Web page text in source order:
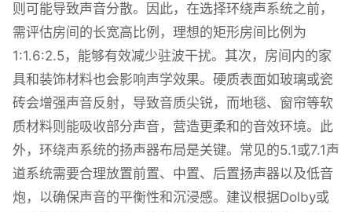
则可能导致声音分散。因此，在选择环绕声系统之前，
需评估房间的长宽高比例，理想的矩形房间比例为
1:1.6:2.5，能够有效减少驻波干扰。其次，房间内的家
具和装饰材料也会影响声学效果。硬质表面如玻璃或瓷
砖会增强声音反射，导致音质尖锐，而地毯、窗帘等软
质材料则能吸收部分声音，营造更柔和的音效环境。此
外，环绕声系统的扬声器布局是关键。常见的5.1或7.1声
道系统需要合理放置前置、中置、后置扬声器以及低音
炮，以确保声音的平衡性和沉浸感。建议根据Dolby或